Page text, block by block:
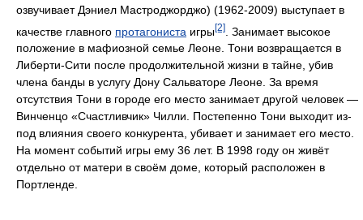
озвучивает Дэниел Мастроджорджо) (1962-2009) выступает в
качестве главного протагониста игры[2]
. Занимает высокое
положение в мафиозной семье Леоне. Тони возвращается в
Либерти-Сити после продолжительной жизни в тайне, убив
члена банды в услугу Дону Сальваторе Леоне. За время
отсутствия Тони в городе его место занимает другой человек —
Винченцо «Счастливчик» Чилли. Постепенно Тони выходит из-
под влияния своего конкурента, убивает и занимает его место.
На момент событий игры ему 36 лет. В 1998 году он живёт
отдельно от матери в своём доме, который расположен в
Портленде.